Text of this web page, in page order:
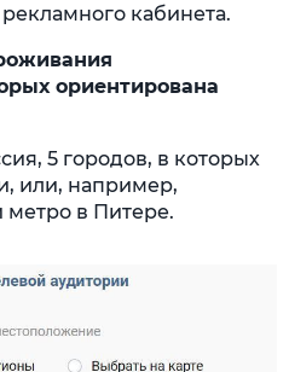
кабинета.
ориентирована
5 городов, в которых
или, например,
в Питере.